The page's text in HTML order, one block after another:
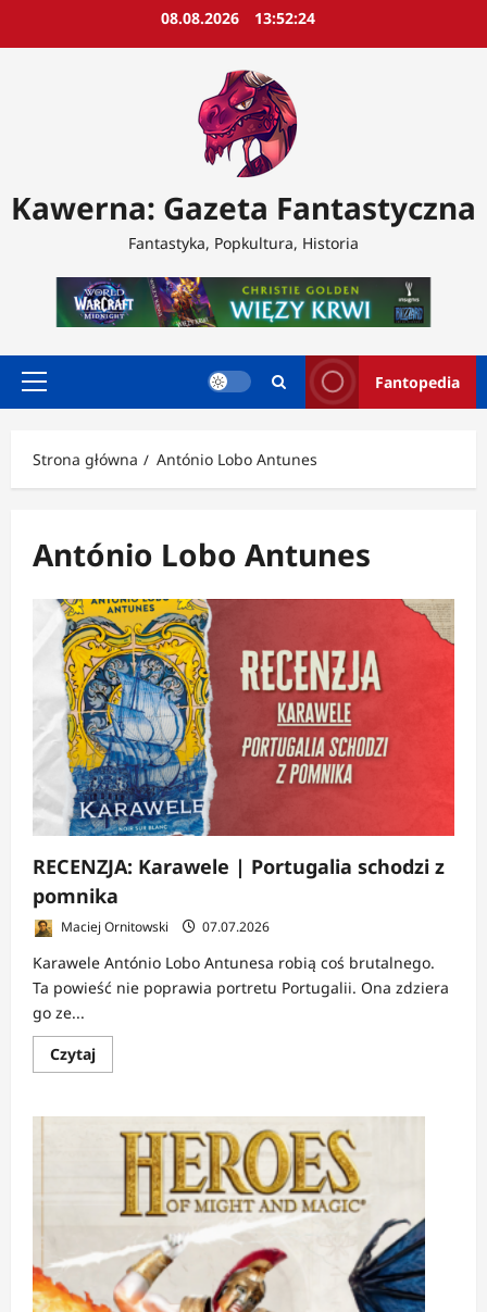
08.08.2026 13:52:26
Kawerna: Gazeta Fantastyczna
Fantastyka, Popkultura, Historia
Menu
Fantopedia
Strona główna António Lobo Antunes
António Lobo Antunes
RECENZJA: Karawele | Portugalia schodzi z
pomnika
Maciej Ornitowski 07.07.2026
Karawele António Lobo Antunesa robią coś brutalnego.
Ta powieść nie poprawia portretu Portugalii. Ona zdziera
go ze...
CzytajDowiedz
się
RECENZJA:
Karawele
Portugalia
schodzi
pomnika